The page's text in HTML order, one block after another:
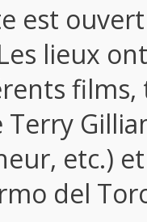
est
lieux
films,
etc.)
del